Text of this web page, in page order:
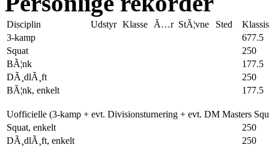
Disciplin Udstyr Klasse Ã…r StÃ¦vne Sted
3-kamp
677.5
Squat
250
BÃ¦nk
177.5
DÃ¸dlÃ¸ft
250
BÃ¦nk, enkelt
177.5
Uofficielle (3-kamp + evt. Divisionsturnering + evt. DM Masters
Squat, enkelt
250
DÃ¸dlÃ¸ft, enkelt
250